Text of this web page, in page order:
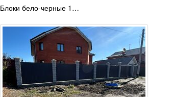
Блоки бело-черные 1…